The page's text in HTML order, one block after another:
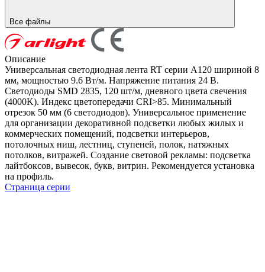
Все файлы
Описание
Универсальная светодиодная лента RT серии A120 шириной 8
мм, мощностью 9.6 Вт/м. Напряжение питания 24 В.
Светодиоды SMD 2835, 120 шт/м, дневного цвета свечения
(4000K). Индекс цветопередачи CRI>85. Минимальный
отрезок 50 мм (6 светодиодов). Универсальное применение
для организации декоративной подсветки любых жилых и
коммерческих помещений, подсветки интерьеров,
потолочных ниш, лестниц, ступеней, полок, натяжных
потолков, витражей. Создание световой рекламы: подсветка
лайтбоксов, вывесок, букв, витрин. Рекомендуется установка
на профиль.
Страница серии